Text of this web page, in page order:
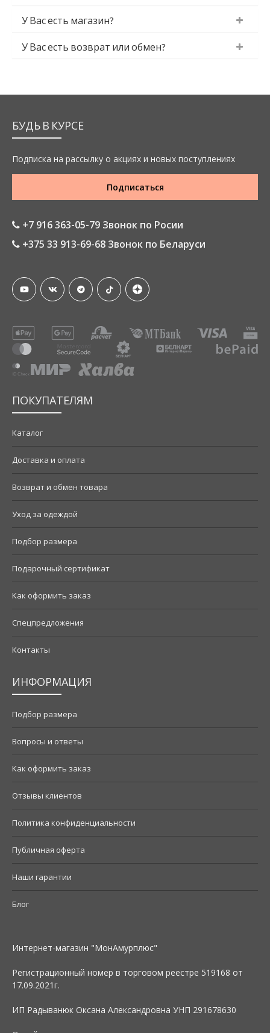
У Вас есть магазин?
У Вас есть возврат или обмен?
БУДЬ В КУРСЕ
Подписка на рассылку о акциях и новых поступлениях
Подписаться
+7 916 363-05-79 Звонок по Росии
+375 33 913-69-68 Звонок по Беларуси
ПОКУПАТЕЛЯМ
Каталог
Доставка и оплата
Возврат и обмен товара
Уход за одеждой
Подбор размера
Подарочный сертификат
Как оформить заказ
Спецпредложения
Контакты
ИНФОРМАЦИЯ
Подбор размера
Вопросы и ответы
Как оформить заказ
Отзывы клиентов
Политика конфиденциальности
Публичная оферта
Наши гарантии
Блог
Интернет-магазин "МонАмурплюс"
Регистрационный номер в торговом реестре 519168 от
17.09.2021г.
ИП Радыванюк Оксана Александровна УНП 291678630